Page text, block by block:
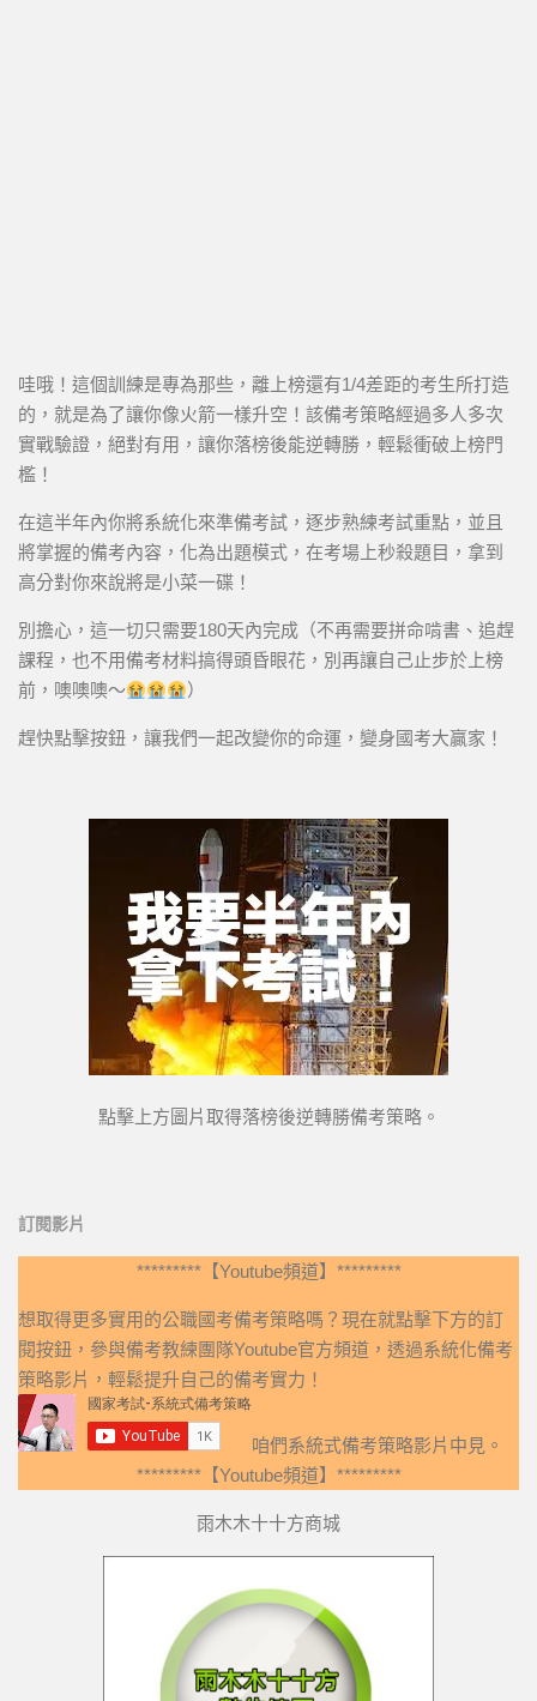
哇哦！這個訓練是專為那些，離上榜還有1/4差距的考生所打造
的，就是為了讓你像火箭一樣升空！該備考策略經過多人多次
實戰驗證，絕對有用，讓你落榜後能逆轉勝，輕鬆衝破上榜門
檻！
在這半年內你將系統化來準備考試，逐步熟練考試重點，並且
將掌握的備考內容，化為出題模式，在考場上秒殺題目，拿到
高分對你來說將是小菜一碟！
別擔心，這一切只需要180天內完成（不再需要拼命啃書、追趕
課程，也不用備考材料搞得頭昏眼花，別再讓自己止步於上榜
前，噢噢噢～
）
趕快點擊按鈕，讓我們一起改變你的命運，變身國考大贏家！
點擊上方圖片取得落榜後逆轉勝備考策略。
訂閱影片
*********【Youtube頻道】*********
想取得更多實用的公職國考備考策略嗎？現在就點擊下方的訂
閱按鈕，參與備考教練團隊Youtube官方頻道，透過系統化備考
策略影片，輕鬆提升自己的備考實力！
咱們系統式備考策略影片中見。
*********【Youtube頻道】*********
雨木木十十方商城